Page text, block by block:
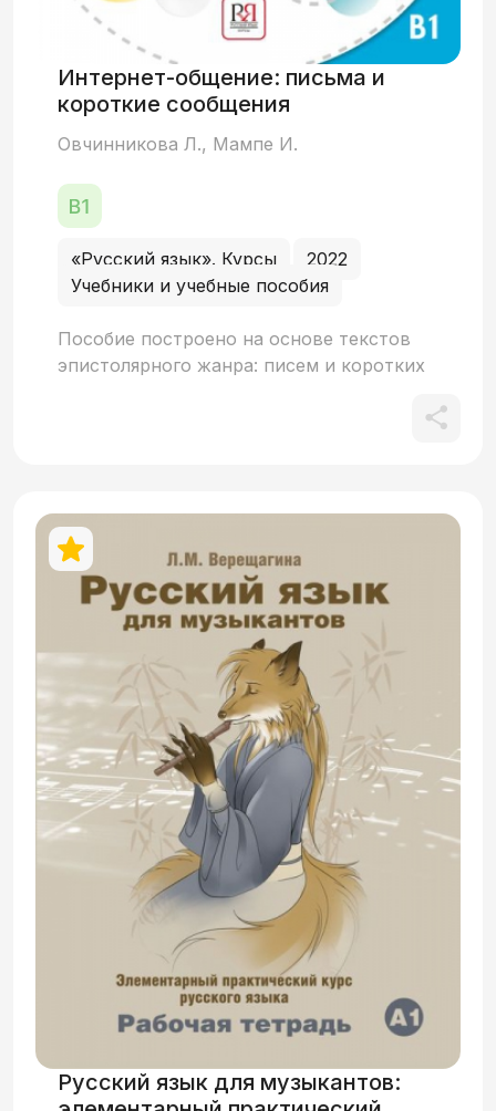
Рассчитан на 180–200 учебных часов.
Интернет-общение: письма и
короткие сообщения
Овчинникова Л., Мампе И.
«Русский язык». Курсы
2022
Учебники и учебные пособия
Пособие построено на основе текстов
эпистолярного жанра: писем и коротких
Предложенная авторами система
заданий направлена на актуализацию и
расширение словарного запаса,
совершенствование коммуникативных
навыков, развитие навыка чтения и
навыка письма. В издание также
включены лексические, грамматические
и лингвострановедческие комментарии.
Содержащаяся в издании бытовая,
социально-культурная и другая
информация будет особенно интересна и
полезна молодой аудитории от 17 лет и
старше. Лексико-грамматический
материал соответствует уровню
владения языком ТРКИ-1 (В1), однако на
занятиях с преподавателем может быть
доступен и на более ранних уровнях.
Пособие адресовано иностранцам,
изучающим русский язык с целью
повседневного общения, рекомендовано
занятий с преподавателем, в первую
Русский язык для музыкантов: